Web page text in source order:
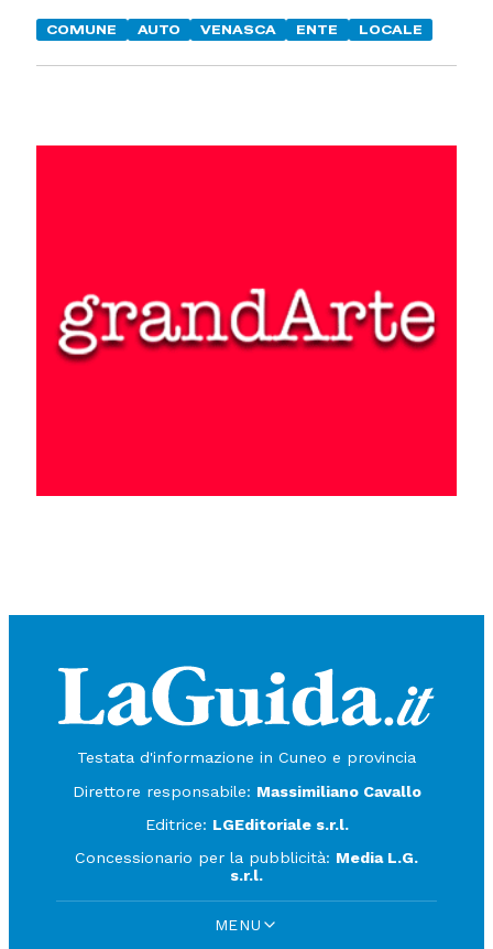
COMUNE AUTO VENASCA ENTE LOCALE
Testata d'informazione in Cuneo e provincia
Direttore responsabile: Massimiliano Cavallo
Editrice: LGEditoriale s.r.l.
Concessionario per la pubblicità: Media L.G.
s.r.l.
MENU